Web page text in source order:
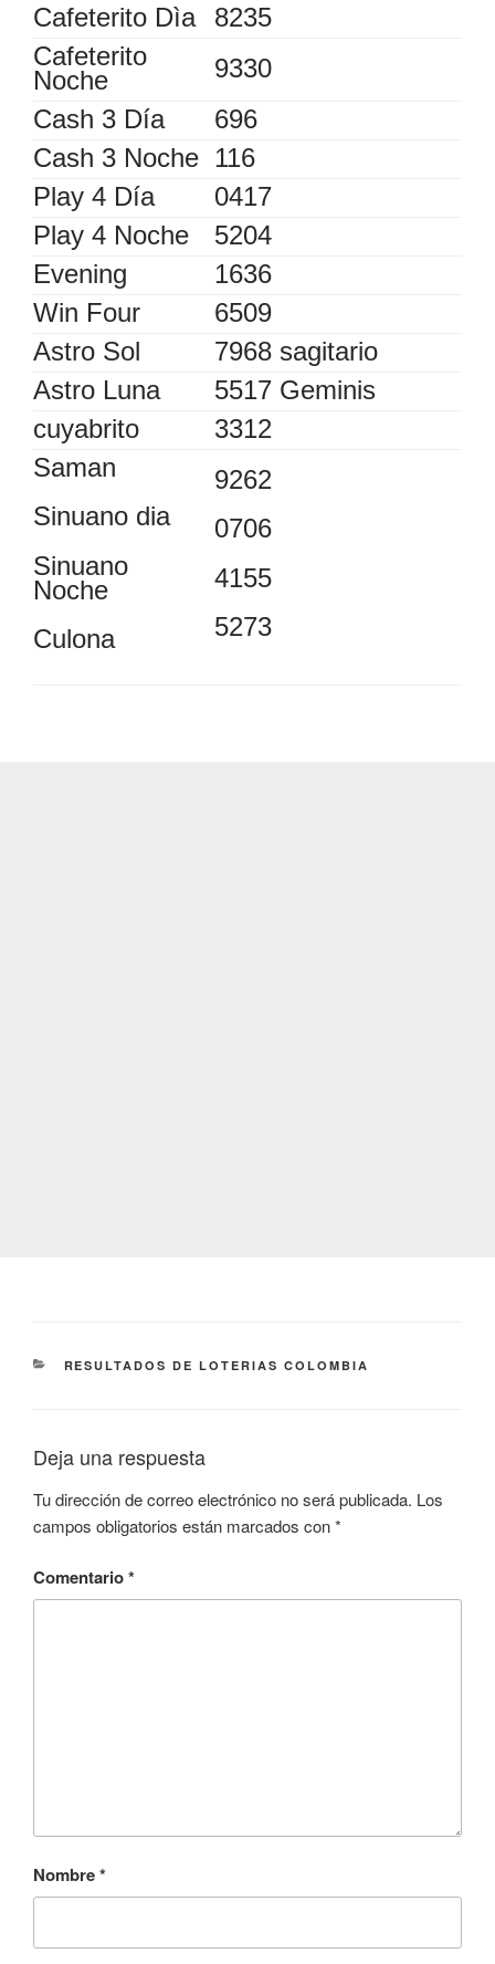
Cafeterito Dìa
8235
Cafeterito
Noche
9330
Cash 3 Día
696
Cash 3 Noche 116
Play 4 Día
0417
Play 4 Noche
5204
Evening
1636
Win Four
6509
Astro Sol
7968 sagitario
Astro Luna
5517 Geminis
cuyabrito
3312
Saman
Sinuano dia
Sinuano
Noche
Culona
9262
0706
4155
5273
CATEGORÍAS
RESULTADOS DE LOTERIAS COLOMBIA
Deja una respuesta
Tu dirección de correo electrónico no será publicada. Los
campos obligatorios están marcados con*
Comentario*
Nombre*